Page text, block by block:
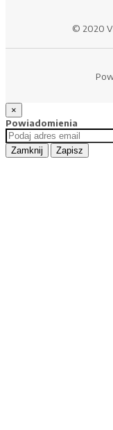
© 2020
×
Powiadomienia
Zamknij Zapisz